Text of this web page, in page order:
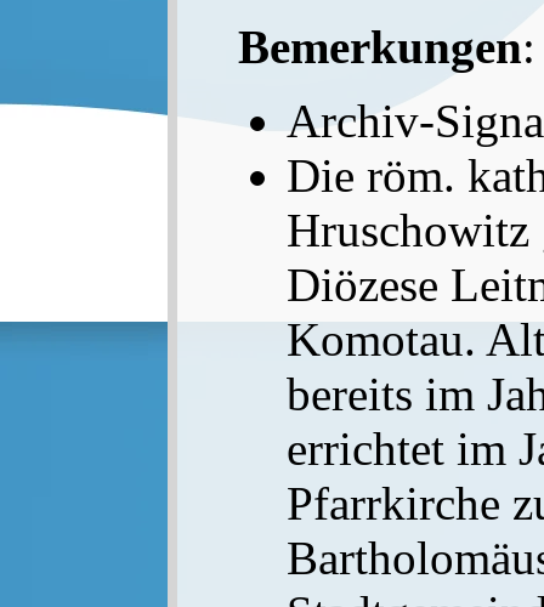
Bemerkungen:
Archiv-
Die röm.
Hruschowitz
Diözese
Komotau.
bereits im
errichtet im
Pfarrkirche